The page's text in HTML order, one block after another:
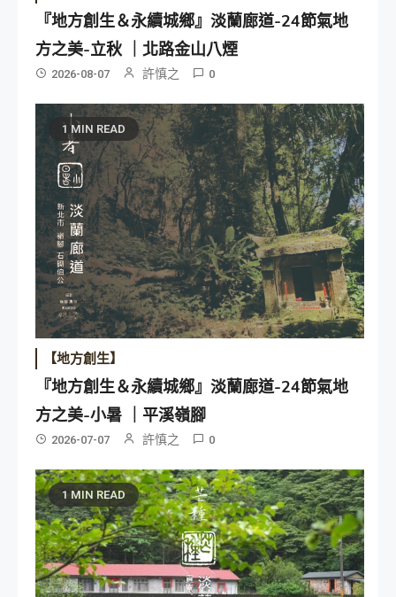
『地方創生＆永續城鄉』淡蘭廊道-24節氣地
方之美-立秋 ｜北路金山八煙
2026-08-07 許慎之 0
1 MIN READ
【地方創生】
『地方創生＆永續城鄉』淡蘭廊道-24節氣地
方之美-小暑 ｜平溪嶺腳
2026-07-07 許慎之 0
1 MIN READ